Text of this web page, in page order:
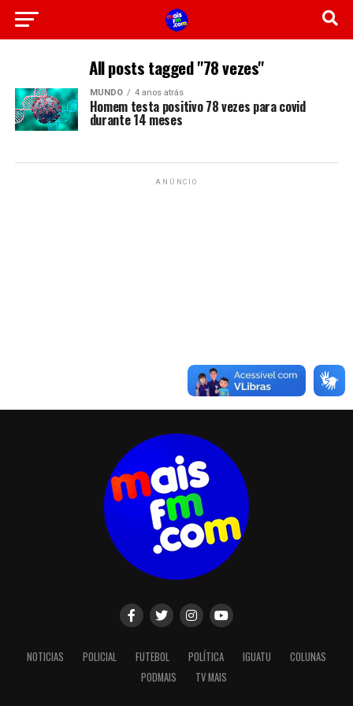
All posts tagged "78 vezes"
MUNDO 4 anos atrás
Homem testa positivo 78 vezes para covid
durante 14 meses
ANÚNCIO
NOTICIAS POLICIAL FUTEBOL POLÍTICA IGUATU
COLUNAS
PODMAIS
TV MAIS